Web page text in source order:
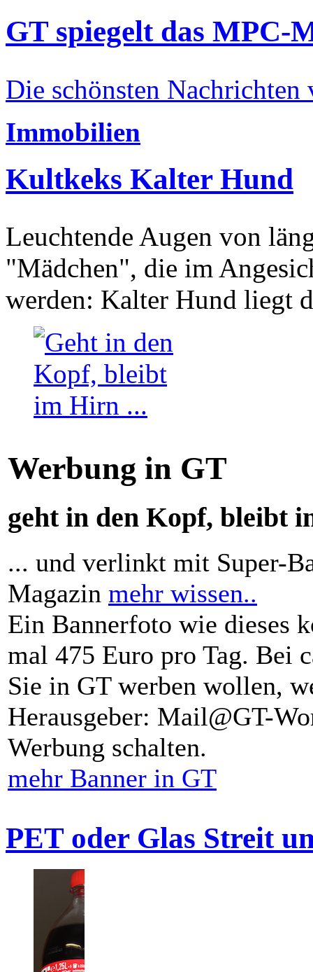
GT spiegelt das MPC-
Die schönsten Nachrichten
Immobilien
Kultkeks Kalter Hund
Leuchtende Augen von
"Mädchen", die im
werden: Kalter Hund liegt
Werbung in GT
geht in den Kopf, bleibt
... und verlinkt mit Super-
Magazin mehr wissen..
Ein Bannerfoto wie dieses
mal 475 Euro pro Tag. Bei
Sie in GT werben wollen,
Herausgeber: Mail@GT-
Werbung schalten.
mehr Banner in GT
PET oder Glas Streit